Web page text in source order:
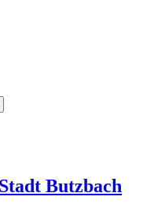
Butzbach